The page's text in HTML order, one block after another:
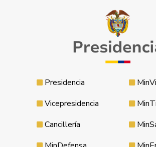
Presidencia
Vicepresidencia
Cancillería